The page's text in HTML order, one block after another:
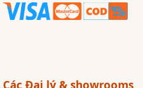
Các Đại lý & showrooms